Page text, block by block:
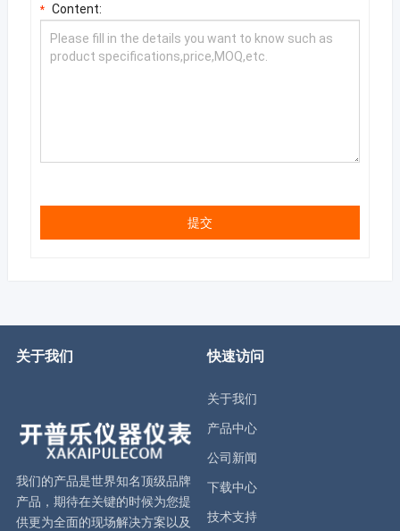
* Content:
提交
关于我们
我们的产品是世界知名顶级品牌
产品，期待在关键的时候为您提
供更为全面的现场解决方案以及
快速访问
关于我们
产品中心
公司新闻
下载中心
技术支持